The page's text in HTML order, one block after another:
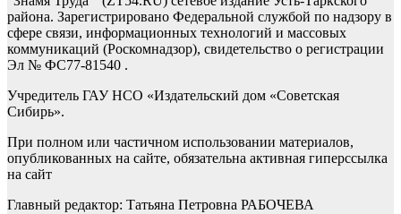
района. Зарегистрировано Федеральной службой по надзору в
сфере связи, информационных технологий и массовых
коммуникаций (Роскомнадзор), свидетельство о регистрации
Эл № ФС77-81540 .
Учредитель ГАУ НСО «Издательский дом «Советская
Сибирь».
При полном или частичном использовании материалов,
опубликованных на сайте, обязательна активная гиперссылка
на сайт
Главный редактор: Татьяна Петровна РАБОЧЕВА